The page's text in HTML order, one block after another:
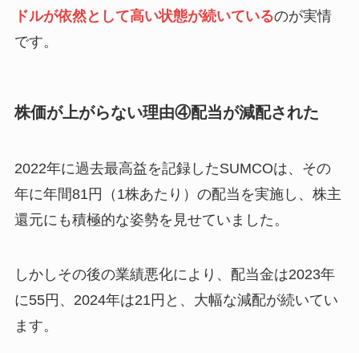
ドルが依然として高い状態が続いているのが実情
です。
株価が上がらない理由④配当が減配された
2022年に過去最高益を記録したSUMCOは、その
年に年間81円（1株あたり）の配当を実施し、株主
還元にも積極的な姿勢を見せていました。
しかしその後の業績悪化により、配当金は2023年
に55円、2024年は21円と、大幅な減配が続いてい
ます。